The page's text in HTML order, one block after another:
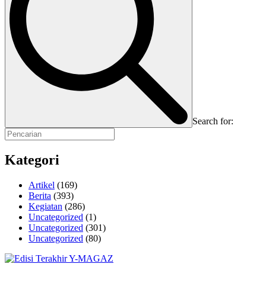
Search for:
Kategori
Artikel (169)
Berita (393)
Kegiatan (286)
Uncategorized (1)
Uncategorized (301)
Uncategorized (80)